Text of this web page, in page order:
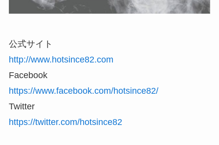
公式サイト
http://www.hotsince82.com
Facebook
https://www.facebook.com/hotsince82/
Twitter
https://twitter.com/hotsince82